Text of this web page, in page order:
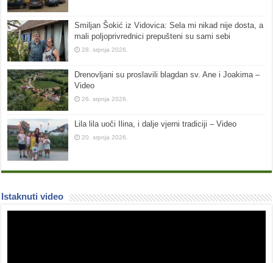
Smiljan Šokić iz Vidovica: Sela mi nikad nije dosta, a
mali poljoprivrednici prepušteni su sami sebi
28. srpnja 2026.
Drenovljani su proslavili blagdan sv. Ane i Joakima –
Video
26. srpnja 2026.
Lila lila uoči Ilina, i dalje vjerni tradiciji – Video
20. srpnja 2026.
Istaknuti video